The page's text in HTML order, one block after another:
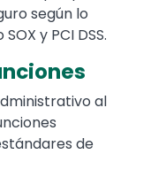
según lo
y PCI DSS.
al
de